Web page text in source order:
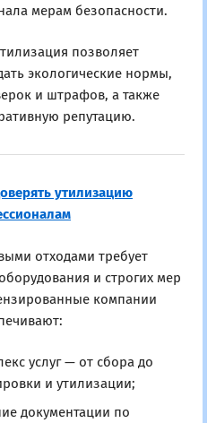
мерам безопасности.
позволяет
экологические нормы,
и штрафов, а также
репутацию.
утилизацию
отходами требует
и строгих мер
компании
услуг — от сбора до
и утилизации;
документации по